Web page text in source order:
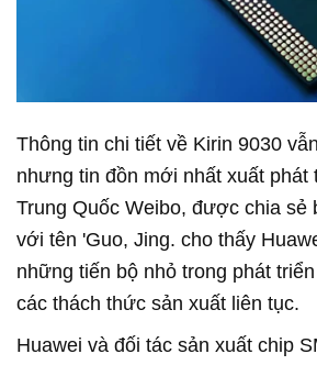
Thông tin chi tiết về Kirin 9030
nhưng tin đồn mới nhất xuất phát
Trung Quốc Weibo, được chia sẻ
với tên 'Guo, Jing. cho thấy
những tiến bộ nhỏ trong phát
các thách thức sản xuất liên tục.
Huawei và đối tác sản xuất chip